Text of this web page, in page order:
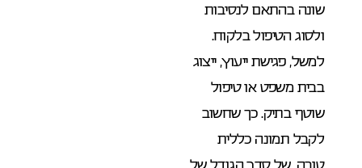
שונה בהתאם לנסיבות
ולסוג הטיפול בלקוח.
למשל, פגישת ייעוץ, ייצוג
בבית משפט או טיפול
שוטף בתיק. כך שחשוב
לקבל תמונה כללית